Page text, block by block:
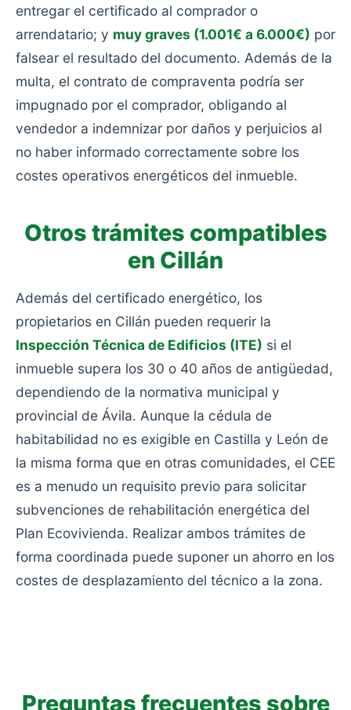
entregar el certificado al comprador o
arrendatario; y muy graves (1.001€ a 6.000€) por
falsear el resultado del documento. Además de la
multa, el contrato de compraventa podría ser
impugnado por el comprador, obligando al
vendedor a indemnizar por daños y perjuicios al
no haber informado correctamente sobre los
costes operativos energéticos del inmueble.
Otros trámites compatibles
en Cillán
Además del certificado energético, los
propietarios en Cillán pueden requerir la
Inspección Técnica de Edificios (ITE) si el
inmueble supera los 30 o 40 años de antigüedad,
dependiendo de la normativa municipal y
provincial de Ávila. Aunque la cédula de
habitabilidad no es exigible en Castilla y León de
la misma forma que en otras comunidades, el CEE
es a menudo un requisito previo para solicitar
subvenciones de rehabilitación energética del
Plan Ecovivienda. Realizar ambos trámites de
forma coordinada puede suponer un ahorro en los
costes de desplazamiento del técnico a la zona.
Preguntas frecuentes sobre